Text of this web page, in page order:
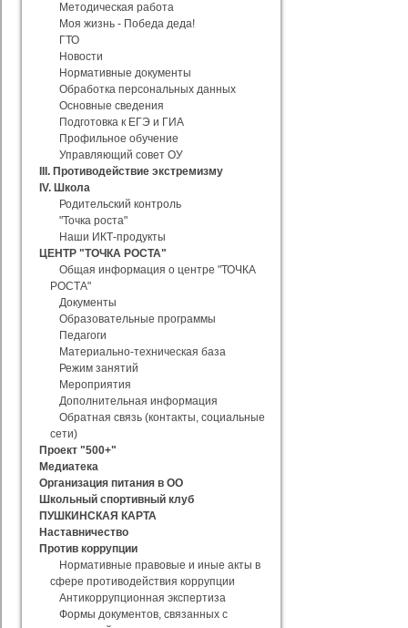
Методическая работа
Моя жизнь - Победа деда!
ГТО
Новости
Нормативные документы
Обработка персональных данных
Основные сведения
Подготовка к ЕГЭ и ГИА
Профильное обучение
Управляющий совет ОУ
III. Противодействие экстремизму
IV. Школа
Родительский контроль
"Точка роста"
Наши ИКТ-продукты
ЦЕНТР "ТОЧКА РОСТА"
Общая информация о центре "ТОЧКА
РОСТА"
Документы
Образовательные программы
Педагоги
Материально-техническая база
Режим занятий
Мероприятия
Дополнительная информация
Обратная связь (контакты, социальные
сети)
Проект "500+"
Медиатека
Организация питания в ОО
Школьный спортивный клуб
ПУШКИНСКАЯ КАРТА
Наставничество
Против коррупции
Нормативные правовые и иные акты в
сфере противодействия коррупции
Антикоррупционная экспертиза
Формы документов, связанных с